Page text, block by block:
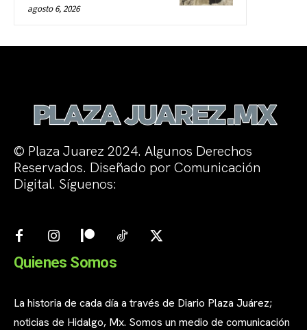
agosto 6, 2026
© Plaza Juarez 2024. Algunos Derechos
Reservados. Diseñado por Comunicación
Digital. Síguenos:
Quienes Somos
La historia de cada día a través de Diario Plaza Juárez;
noticias de Hidalgo, Mx. Somos un medio de comunicación